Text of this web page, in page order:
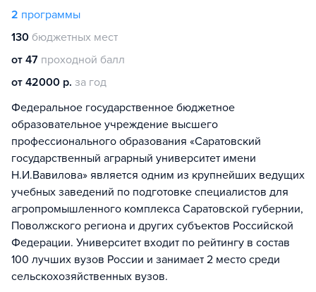
2 программы
130 бюджетных мест
от 47 проходной балл
от 42000 р. за год
Федеральное государственное бюджетное
образовательное учреждение высшего
профессионального образования «Саратовский
государственный аграрный университет имени
Н.И.Вавилова» является одним из крупнейших ведущих
учебных заведений по подготовке специалистов для
агропромышленного комплекса Саратовской губернии,
Поволжского региона и других субъектов Российской
Федерации. Университет входит по рейтингу в состав
100 лучших вузов России и занимает 2 место среди
сельскохозяйственных вузов.